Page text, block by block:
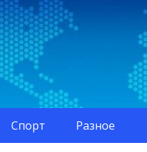
Спорт Разное